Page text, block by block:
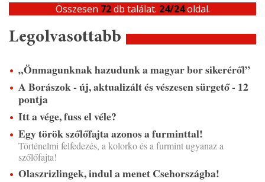
Összesen 72db találat. 24/24oldal.
Legolvasottabb
„Önmagunknak hazudunk a magyar bor sikeréről”
A Borászok - új, aktualizált és vészesen sürgető - 12
pontja
Itt a vége, fuss el véle?
Egy török szőlőfajta azonos a furminttal!
Történelmi felfedezés, a kolorko és a furmint ugyanaz a
szőlőfajta!
Olaszrizlingek, indul a menet Csehországba!